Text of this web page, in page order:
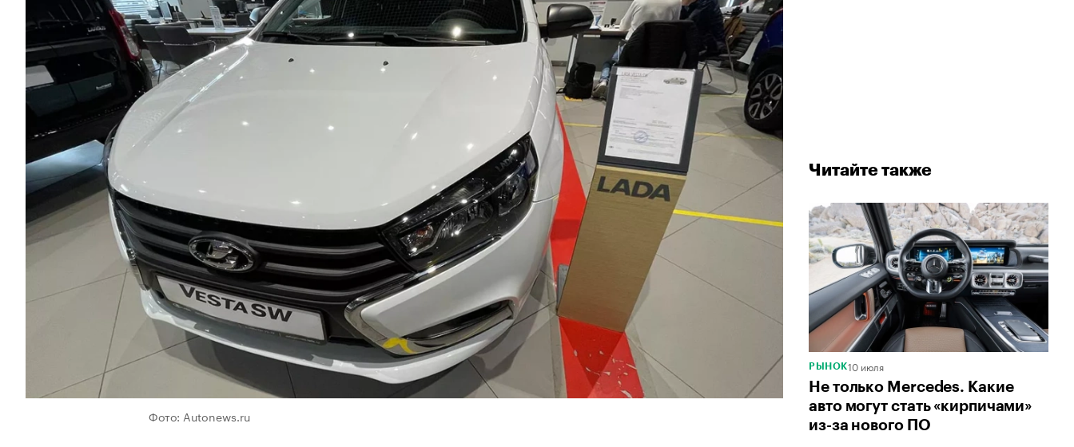
Читайте также
РЫНОК10 июля
Не только Mercedes. Какие
авто могут стать «кирпичами»
из-за нового ПО
Фото: Autonews.ru